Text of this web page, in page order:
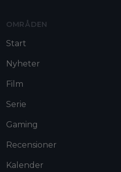
OMRÅDEN
Start
Nyheter
Film
Serie
Gaming
Recensioner
Kalender